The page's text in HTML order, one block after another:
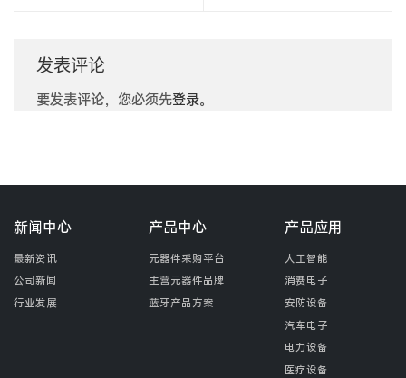
发表评论
要发表评论，您必须先登录。
新闻中心
最新资讯
公司新闻
行业发展
产品中心
元器件采购平台
主营元器件品牌
蓝牙产品方案
产品应用
人工智能
消费电子
安防设备
汽车电子
电力设备
医疗设备